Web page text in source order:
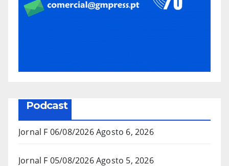
Podcast
Jornal F 06/08/2026Agosto 6, 2026
Jornal F 05/08/2026Agosto 5, 2026